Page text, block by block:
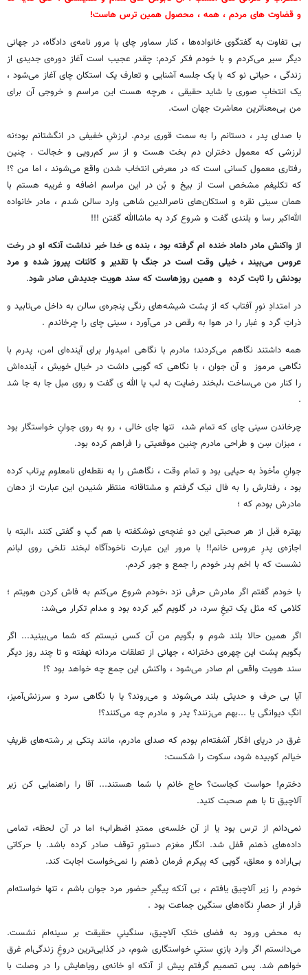
و قضاوت های مردم ، همه ، محصول همین ترس هاست!
بی تفاوت به گفتگوی خانواده‌ها ، کنار سماور چای با مرور نامه‌ی دادگاه، در جهانی
دیگر سیر می‌کردم و با خودم فکر کردم: چقدر عجیب است آغاز دوره‌ی جدیدی از
زندگی ، حیاتی نو که با یک جلسه آشنایی و تعارف یک استکان چای آغاز می‌شود ،
یک انتخابِ صوری یا شاید حقیقی ، هرچه هست این مراسم و خروجی آن برای
من بی‌معناترین معاشرت جهان است.
با صدای پدر ، دستانم را به سمت قوری بردم. لرزشِ خفیفی در انگشتانم بود؛نه
لرزشی که معمول دختران دم بخت هست و از سر کم‌رویی و خجالت . چنین
رفتاری معمول کسانی است که در معرض انتخاب شدن واقع می‌شوند ، اما من ؟!
که تکلیفم مشخص است از بیخ و بُن در این مراسم اضافه و غریبه هستم با
همان سینی نقره و استکان‌های ناصرالدین شاهی وارد سالن شدم ، مادر خانواده
الله‌اکبر رسا و بلندی گفت و شروع کرد به ماشاالله گفتن !!!
از واکنش مادر داماد خنده ام گرفته بود ، بنده ی خدا خبر نداشت آنکه او در رخت
عروس می‌بیند ، خیلی وقت است در جنگ با تقدیر و کائنات پیروز شده و مرد
بودنش را ثابت کرده و همین روزهاست که سند هویت جدیدش صادر شود.
در امتدادِ نورِ آفتاب که از پشت شیشه‌های رنگی پنجره‌ی سالن به داخل می‌تابید و
ذراتِ گرد و غبار را در هوا به رقص در می‌آورد ، سینی چای را چرخاندم .
همه داشتند نگاهم می‌کردند؛ مادرم با نگاهی امیدوار برای آینده‌ای امن، پدرم با
نگاهی مرموز و آن جوان ، با نگاهی که گویی داشت در خیال خویش ، آینده‌اش
را کنار من می‌ساخت ،لبخند رضایت به لب یا الله ی گفت و روی مبل جا به جا شد
.
چرخاندن سینی چای که تمام شد، تنها جای خالی ، رو به روی جوانِ خواستگار بود
، میزان سِن و طراحی مادرم چنین موقعیتی را فراهم کرده بود.
جوانِ مأخوذ به حیایی بود و تمام وقت ، نگاهش را به نقطه‌ای نامعلوم پرتاب کرده
بود ، رفتارش را به فال نیک گرفتم و مشتاقانه منتظر شنیدن این عبارت از دهان
مادرش بودم که ؛
بهتره قبل از هر صحبتی این دو غنچه‌ی نوشکفته با هم گپ و گفتی کنند ،البته با
اجازه‌ی پدرِ عروس خانم!! با مرور این عبارت ناخودآگاه لبخند تلخی روی لبانم
نشست که با اخم پدر خودم را جمع و جور کردم.
با خودم گفتم اگر مادرش حرفی نزد ،خودم شروع می‌کنم به فاش کردن هویتم ؛
کلامی که مثل یک تیغِ سرد، در گلویم گیر کرده بود و مدام تکرار می‌شد:
اگر همین حالا بلند شوم و بگویم من آن کسی نیستم که شما می‌بینید... اگر
بگویم پشت این چهره‌ی دخترانه ، جهانی از تعلقات مردانه نهفته و تا چند روز دیگر
سند هویت واقعی ام صادر می‌شود ، واکنش این جمع چه خواهد بود ؟!
آیا بی حرف و حدیثی بلند می‌شوند و می‌روند؟ یا با نگاهی سرد و سرزنش‌آمیز،
انگِ دیوانگی یا ...بهم می‌زنند؟ پدر و مادرم چه می‌کنند؟!
غرق در دریای افکار آشفته‌ام بودم که صدای مادرم، مانند پتکی بر رشته‌های ظریفِ
خیالم کوبیده شود، سکوت را شکست:
دخترم! حواست کجاست؟ حاج خانم با شما هستند... آقا را راهنمایی کن زیر
آلاچیق تا با هم صحبت کنید.
نمی‌دانم از ترس بود یا از آن خلسه‌ی ممتدِ اضطراب؛ اما در آن لحظه، تمامی
داده‌های ذهنم قفل شد. انگار مغزم دستورِ توقف صادر کرده باشد. با حرکاتی
بی‌اراده و معلق، گویی که پیکرم فرمان ذهنم را نمی‌خواست اجابت کند.
خودم را زیر آلاچیق یافتم ، بی آنکه پیگیرِ حضور مرد جوان باشم ، تنها خواسته‌ام
فرار از حصارِ نگاه‌های سنگین جماعت بود .
به محض ورود به فضای خنکِ آلاچیق، سنگینیِ حقیقت بر سینه‌ام نشست.
می‌دانستم اگر وارد بازیِ سنتیِ خواستگاری شوم، در کذایی‌ترین دروغِ زندگی‌ام غرق
خواهم شد. پس تصمیم گرفتم پیش از آنکه او خانه‌ی رویاهایش را در وصلت با